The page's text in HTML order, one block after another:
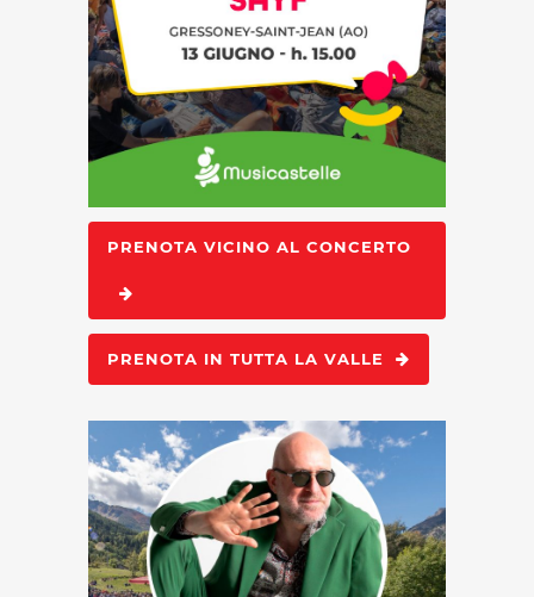
PRENOTA VICINO AL CONCERTO
PRENOTA IN TUTTA LA VALLE